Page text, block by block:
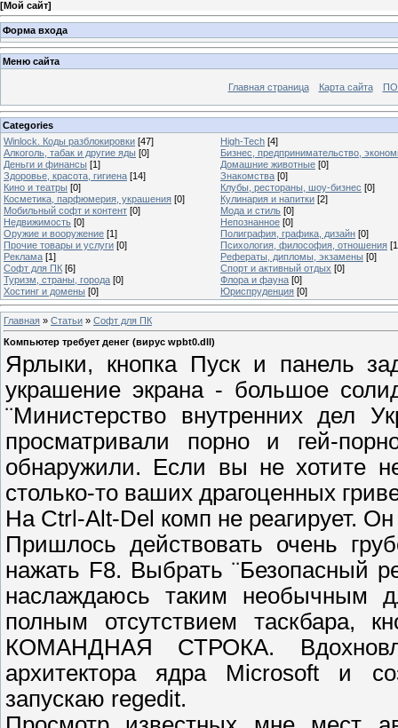
[Мой сайт]
Форма входа
Меню сайта
Главная страница Карта сайта
Categories
Winlock. Коды разблокировки [47] High-Tech [4]
Алкоголь, табак и другие яды [0]
Бизнес, предпринимательство,
Деньги и финансы [1] Домашние животные [0]
Здоровье, красота, гигиена [14] Знакомства [0]
Кино и театры [0] Клубы, рестораны, шоу-бизнес [0]
Косметика, парфюмерия, украшения [0] Кулинария и напитки [2]
Мобильный софт и контент [0] Мода и стиль [0]
Недвижимость [0] Непознанное [0]
Оружие и вооружение [1] Полиграфия, графика, дизайн [0]
Прочие товары и услуги [0] Психология, философия, отношения
Реклама [1] Рефераты, дипломы, экзамены [0]
Софт для ПК [6] Спорт и активный отдых [0]
Туризм, страны, города [0] Флора и фауна [0]
Хостинг и домены [0] Юриспруденция [0]
Главная » Статьи » Софт для ПК
Компьютер требует денег (вирус wpbt0.dll)
Ярлыки, кнопка Пуск и панель
украшение экрана - большое
¨Министерство внутренних дел
просматривали порно и гей-
обнаружили. Если вы не хотите
столько-то ваших драгоценных
На Ctrl-Alt-Del комп не реагирует.
Пришлось действовать очень
нажать F8. Выбрать ¨Безопасный
наслаждаюсь таким необычным
полным отсутствием таскбара,
КОМАНДНАЯ СТРОКА.
архитектора ядра Microsoft и
запускаю regedit.